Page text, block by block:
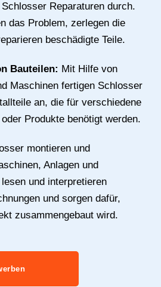
Reparaturen durch.
das Problem, zerlegen die
beschädigte Teile.
Bauteilen: Mit Hilfe von
Maschinen fertigen Schlosser
an, die für verschiedene
Produkte benötigt werden.
montieren und
Anlagen und
und interpretieren
und sorgen dafür,
zusammengebaut wird.